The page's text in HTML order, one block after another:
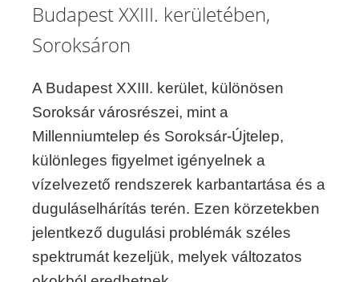
Budapest XXIII. kerületében,
Soroksáron
A Budapest XXIII. kerület, különösen
Soroksár városrészei, mint a
Millenniumtelep és Soroksár-Újtelep,
különleges figyelmet igényelnek a
vízelvezető rendszerek karbantartása és a
duguláselhárítás terén. Ezen körzetekben
jelentkező dugulási problémák széles
spektrumát kezeljük, melyek változatos